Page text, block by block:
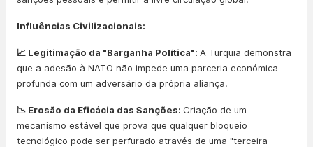
Influências Civilizacionais:
📈 Legitimação da "Barganha Política": A Turquia demonstra
que a adesão à NATO não impede uma parceria económica
profunda com um adversário da própria aliança.
📉 Erosão da Eficácia das Sanções: Criação de um
mecanismo estável que prova que qualquer bloqueio
tecnológico pode ser perfurado através de uma "terceira